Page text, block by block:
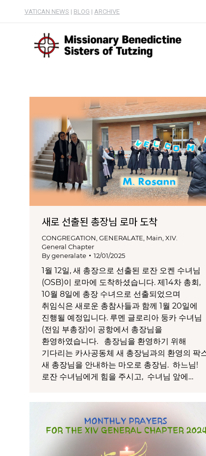
VATICAN NEWS | BLOG | ARCHIVE
새로 선출된 총장님 로마 도착
CONGREGATION GENERALATE Main XIV.
General Chapter
Bygeneralate 12/01/2025
1월 12일, 새 총장으로 선출된 로잔 오켄 수녀님
(OSB)이 로마에 도착하셨습니다. 제14차 총회,
10월 8일에 총장 수녀으로 선출되었으며
취임식은 새로운 총참사들과 함께 1월 20일에
진행될 예정입니다. 루멘 글로리아 둥카 수녀님
(전임 부총장)이 공항에서 총장님을
환영하였습니다. 총장님을 환영하기 위해
기다리는 카사공동체 새 총장님과의 환영의 팍
새 총장님을 안내하는 마오로 총장님. 하느님!
로잔 수녀님에게 힘을 주시고, 수녀님 앞에…